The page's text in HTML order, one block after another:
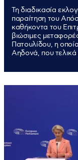
Τη διαδικασία
παραίτηση του
καθήκοντα του
βιώσιμες
Πατουλίδου, η
Αηδονά, που τελικά